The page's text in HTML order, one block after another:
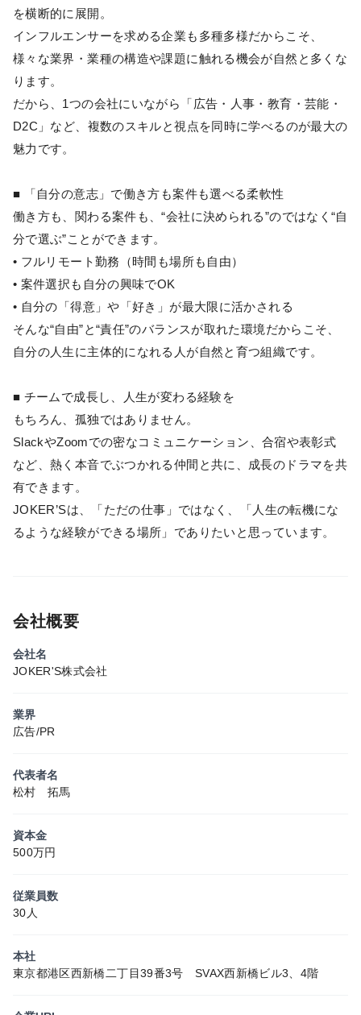
を横断的に展開。
インフルエンサーを求める企業も多種多様だからこそ、
様々な業界・業種の構造や課題に触れる機会が自然と多くな
ります。
だから、1つの会社にいながら「広告・人事・教育・芸能・
D2C」など、複数のスキルと視点を同時に学べるのが最大の
魅力です。
■ 「自分の意志」で働き方も案件も選べる柔軟性
働き方も、関わる案件も、“会社に決められる”のではなく“自
分で選ぶ”ことができます。
• フルリモート勤務（時間も場所も自由）
• 案件選択も自分の興味でOK
• 自分の「得意」や「好き」が最大限に活かされる
そんな“自由”と“責任”のバランスが取れた環境だからこそ、
自分の人生に主体的になれる人が自然と育つ組織です。
■ チームで成長し、人生が変わる経験を
もちろん、孤独ではありません。
SlackやZoomでの密なコミュニケーション、合宿や表彰式
など、熱く本音でぶつかれる仲間と共に、成長のドラマを共
有できます。
JOKER’Sは、「ただの仕事」ではなく、「人生の転機にな
るような経験ができる場所」でありたいと思っています。
会社概要
会社名
JOKER'S株式会社
業界
広告/PR
代表者名
松村 拓馬
資本金
500万円
従業員数
30人
本社
東京都港区西新橋二丁目39番3号 SVAX西新橋ビル3、4階